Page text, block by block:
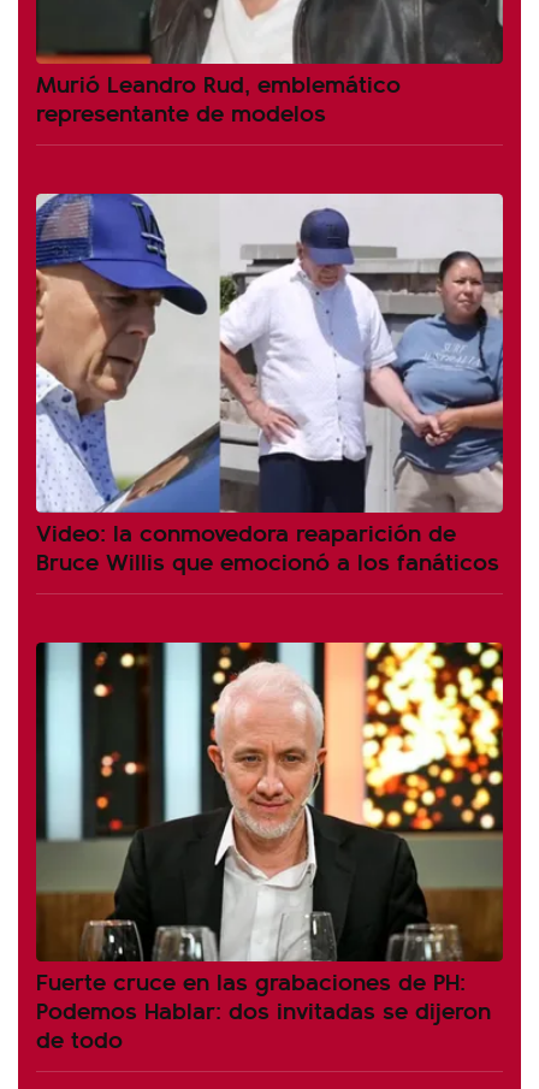
Murió Leandro Rud, emblemático
representante de modelos
Video: la conmovedora reaparición de
Bruce Willis que emocionó a los fanáticos
Fuerte cruce en las grabaciones de PH:
Podemos Hablar: dos invitadas se dijeron
de todo